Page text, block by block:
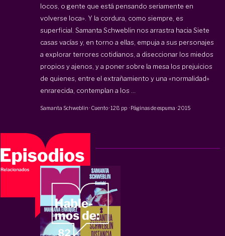
locos, o gente que está pensando seriamente en
volverse loca». Y la cordura, como siempre, es
superficial. Samanta Schweblin nos arrastra hacia Siete
casas vacías y, en torno a ellas, empuja a sus personajes
a explorar terrores cotidianos, a diseccionar los miedos
propios y ajenos, y a poner sobre la mesa los prejuicios
de quienes, entre el extrañamiento y una «normalidad»
enrarecida, contemplan a los ...
Samanta Schweblin · Cuento·128 pp · Páginas de espuma ·2015